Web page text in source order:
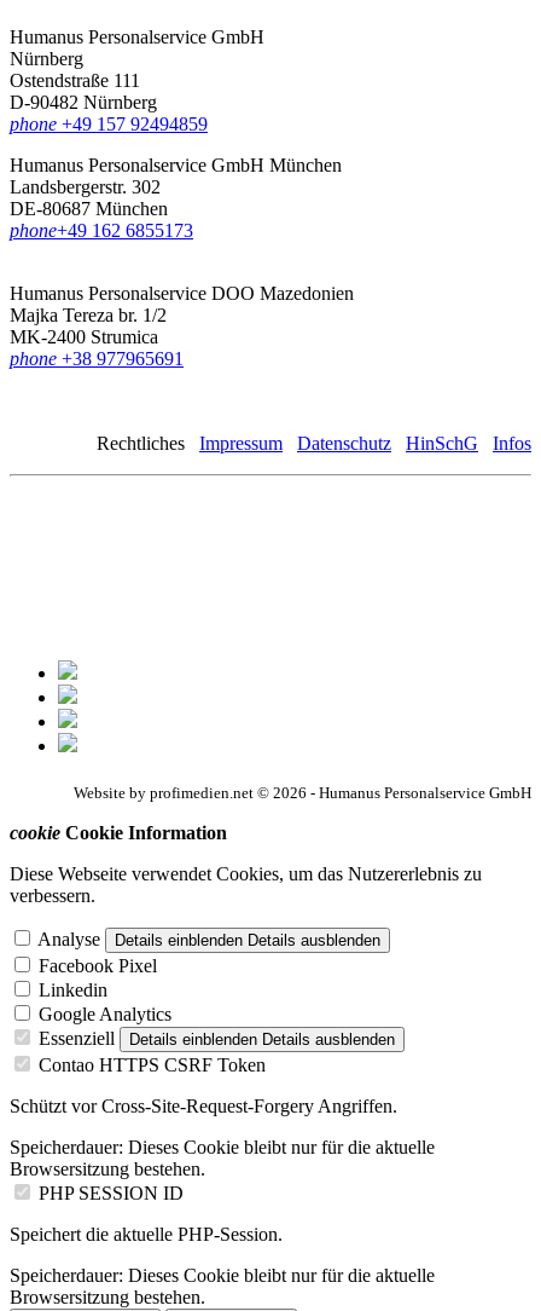
Humanus Personalservice GmbH
Nürnberg
Ostendstraße 111
D-90482 Nürnberg
phone +49 157 92494859
Humanus Personalservice GmbH München
Landsbergerstr. 302
DE-80687 München
phone‪+49 162 6855173
Humanus Personalservice DOO Mazedonien
Majka Tereza br. 1/2
MK-2400 Strumica
phone +38 977965691
Rechtliches Impressum Datenschutz HinSchG Infos
Website by profimedien.net © 2026 - Humanus Personalservice GmbH
cookie Cookie Information
Diese Webseite verwendet Cookies, um das Nutzererlebnis zu
verbessern.
Analyse Details einblenden Details ausblenden
Facebook Pixel
Linkedin
Google Analytics
Essenziell
Details einblenden Details ausblenden
Contao HTTPS CSRF Token
Schützt vor Cross-Site-Request-Forgery Angriffen.
Speicherdauer: Dieses Cookie bleibt nur für die aktuelle
Browsersitzung bestehen.
PHP SESSION ID
Speichert die aktuelle PHP-Session.
Speicherdauer: Dieses Cookie bleibt nur für die aktuelle
Browsersitzung bestehen.